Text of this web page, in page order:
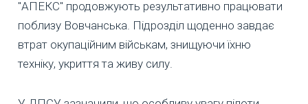
"АПЕКС" продовжують результативно працювати
поблизу Вовчанська. Підрозділ щоденно завдає
втрат окупаційним військам, знищуючи їхню
техніку, укриття та живу силу.